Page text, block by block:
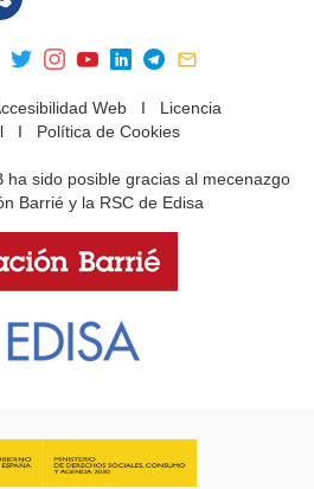
WebI Licencia
I Política de Cookies
ha sido posible gracias al mecenazgo
Barrié y la RSC de Edisa